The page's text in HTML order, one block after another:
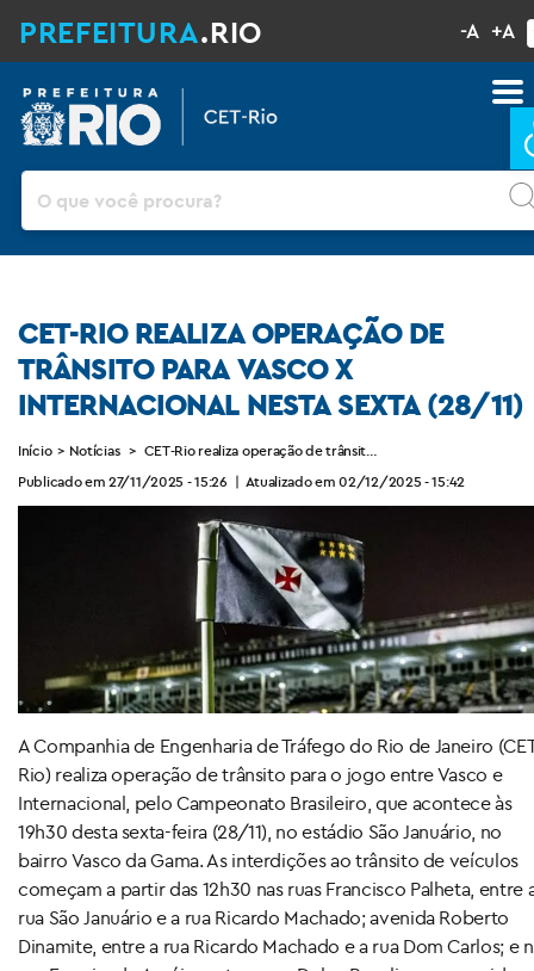
PREFEITURA.RIO -A +A
Pesquisar
CET-RIO REALIZA OPERAÇÃO DE
TRÂNSITO PARA VASCO X
INTERNACIONAL NESTA SEXTA (28/11)
Início > Notícias > CET-Rio realiza operação de trânsito para Vasco x
Publicado em 27/11/2025 - 15:26 | Atualizado em 02/12/2025 - 15:42
A Companhia de Engenharia de Tráfego do Rio de Janeiro
Rio) realiza operação de trânsito para o jogo entre Vasco e
Internacional, pelo Campeonato Brasileiro, que acontece às
19h30 desta sexta-feira (28/11), no estádio São Januário, no
bairro Vasco da Gama. As interdições ao trânsito de veículos
começam a partir das 12h30 nas ruas Francisco Palheta, entre
rua São Januário e a rua Ricardo Machado; avenida Roberto
Dinamite, entre a rua Ricardo Machado e a rua Dom Carlos; e